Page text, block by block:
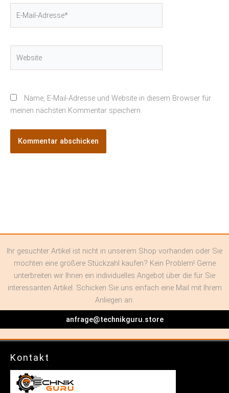
Mail-
Name, E-Mail-Adresse und Website in diesem Browser für
meinen nächsten Kommentar speichern.
Ihr gesuchter Artikel ist nicht in unserem Shop vorhanden oder Sie
möchten eine größere Stückzahl kaufen? Kein Problem! Gerne
unterbreiten wir Ihnen ein individuelles Angebot über die für Sie
interessanten Artikel. Schicken Sie uns einfach eine Mail mit Ihrem
Anliegen an:
anfrage@technikguru.store
Kontakt